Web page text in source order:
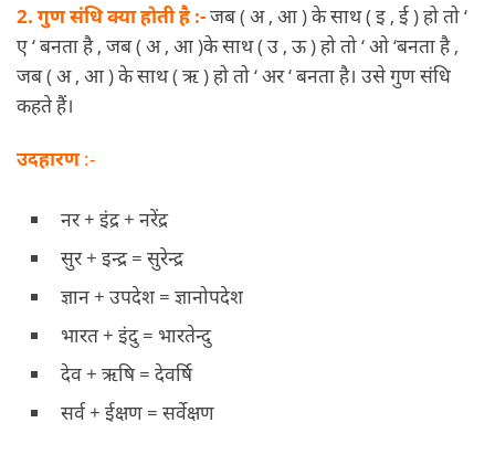
2. गुण संधि क्या होती है :-जब ( अ , आ ) के साथ ( इ , ई ) हो तो ‘
ए ‘ बनता है , जब ( अ , आ )के साथ ( उ , ऊ ) हो तो ‘ ओ ‘बनता है ,
जब ( अ , आ ) के साथ ( ऋ ) हो तो ‘ अर ‘ बनता है। उसे गुण संधि
कहते हैं।
उदहारण:-
नर + इंद्र + नरेंद्र
सुर + इन्द्र = सुरेन्द्र
ज्ञान + उपदेश = ज्ञानोपदेश
भारत + इंदु = भारतेन्दु
देव + ऋषि = देवर्षि
सर्व + ईक्षण = सर्वेक्षण